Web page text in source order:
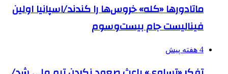
ماتادورها «کله» خروس‌ها را کندند/اسپانیا اولین
فینالیست جام بیست‌وسوم
4 هفته پیش